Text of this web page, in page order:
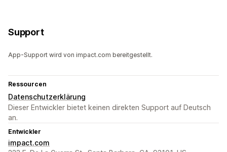
Support
App-Support wird von impact.com bereitgestellt.
Ressourcen
Datenschutzerklärung
Dieser Entwickler bietet keinen direkten Support auf Deutsch
an.
Entwickler
impact.com